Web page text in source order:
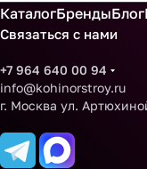
КаталогБрендыБлог
Связаться с нами
+7 964 640 00 94
info@kohinorstroy.ru
г. Москва ул.